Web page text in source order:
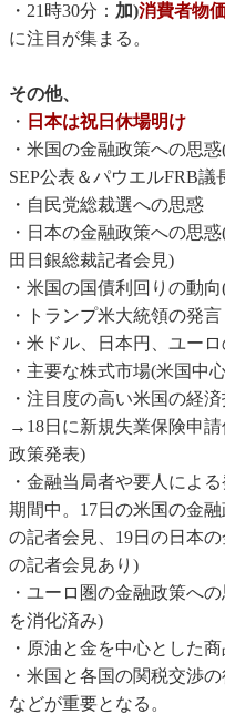
・21時30分： 加)消費者物
に注目が集まる。
その他、
・ 日本は祝日休場明け
・米国の金融政策への思
SEP公表＆パウエルFRB議
・自民党総裁選への思惑
・日本の金融政策への思
田日銀総裁記者会見)
・米国の国債利回りの動
・トランプ米大統領の発言
・米ドル、日本円、ユー
・主要な株式市場(米国中
・注目度の高い米国の経
→18日に新規失業保険申
政策発表)
・金融当局者や要人によ
期間中。17日の米国の金
の記者会見、19日の日本
の記者会見あり)
・ユーロ圏の金融政策へ
を消化済み)
・原油と金を中心とした
・米国と各国の関税交渉
などが重要となる。